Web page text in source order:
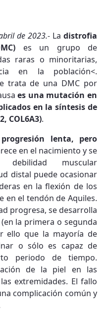
de 2023.- Ladistrofia
es un grupo de
raras o minoritarias,
en la población<.
trata de una DMC por
es una mutación en
en la síntesis de
COL6A3).
lenta, pero
en el nacimiento y se
muscular
distal puede ocasionar
en la flexión de los
en el tendón de Aquiles.
progresa, se desarrolla
la primera o segunda
ello que la mayoría de
o sólo es capaz de
periodo de tiempo.
de la piel en las
extremidades. El fallo
complicación común y